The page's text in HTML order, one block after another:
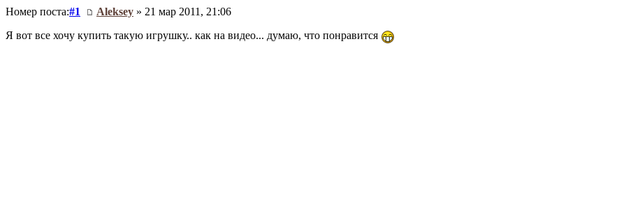
Номер поста:#1 Aleksey » 21 мар 2011, 21:06
Я вот все хочу купить такую игрушку.. как на видео... думаю, что понравится